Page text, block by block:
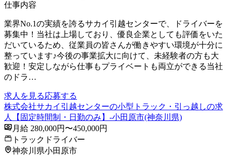
仕事内容
業界No.1の実績を誇るサカイ引越センターで、ドライバーを
募集中！当社は上場しており、優良企業としても評価をいた
だいているため、従業員の皆さんが働きやすい環境が十分に
整っています♪今後の事業拡大に向けて、未経験者の方も大
歓迎！安定しながら仕事もプライベートも両立ができる当社
のドラ…
求人を見る応募する
株式会社サカイ引越センターの小型トラック・引っ越しの求
人【固定時間制・日勤のみ】-小田原市(神奈川県)
月給 280,000円〜450,000円
トラックドライバー
神奈川県小田原市